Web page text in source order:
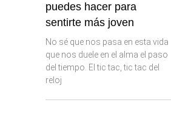
puedes hacer para
sentirte más joven
No sé que nos pasa en esta vida
que nos duele en el alma el paso
del tiempo. El tic tac, tic tac del
reloj